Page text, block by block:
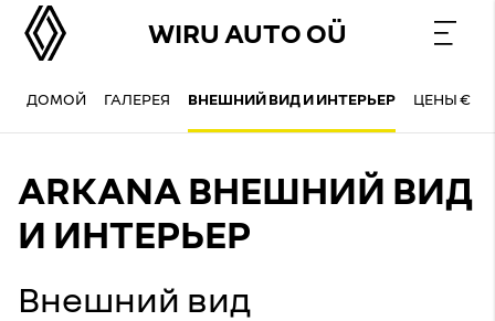
WIRU AUTO OÜ
ДОМОЙ ГАЛЕРЕЯ ВНЕШНИЙ ВИД И ИНТЕРЬЕР ЦЕНЫ €
ARKANA ВНЕШНИЙ ВИД
И ИНТЕРЬЕР
Внешний вид